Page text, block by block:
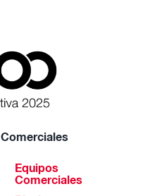
Comerciales
Equipos
Comerciales